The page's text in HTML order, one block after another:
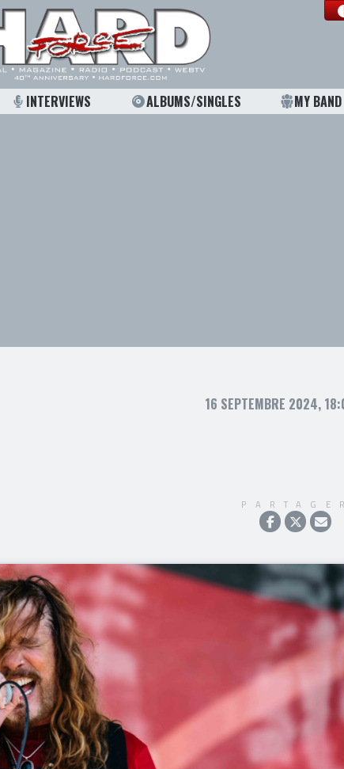
INTERVIEWS ALBUMS/SINGLES MY BAND